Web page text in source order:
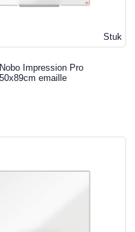
Stuk
Impression Pro
emaille